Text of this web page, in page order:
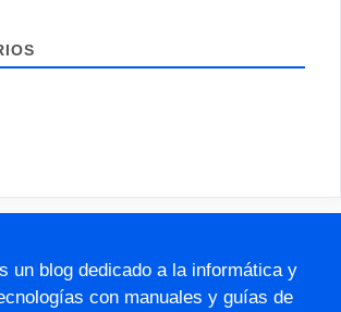
un blog dedicado a la informática y
con manuales y guías de